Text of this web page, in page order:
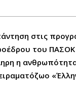
στις
του ΠΑΣΟΚ
η ανθρωπότητα